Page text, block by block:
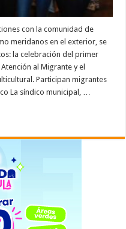
con la comunidad de
meridanos en el exterior, se
la celebración del primer
al Migrante y el
Participan migrantes
La síndico municipal, …